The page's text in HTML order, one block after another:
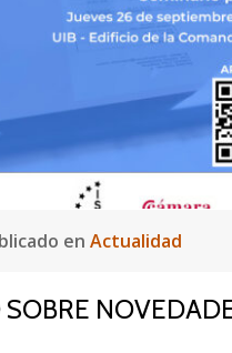
en Actualidad